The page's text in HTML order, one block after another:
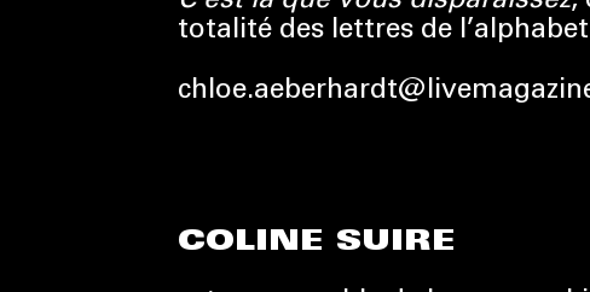
totalité des lettres de
COLINE SUIRE